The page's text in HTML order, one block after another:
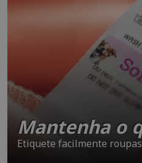
Mantenha o
Etiquete facilmente